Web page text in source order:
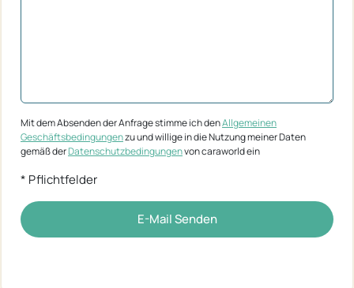
Mit dem Absenden der Anfrage stimme ich denAllgemeinen
Geschäftsbedingungenzu und willige in die Nutzung meiner Daten
gemäß derDatenschutzbedingungenvon caraworld ein
* Pflichtfelder
E-Mail Senden